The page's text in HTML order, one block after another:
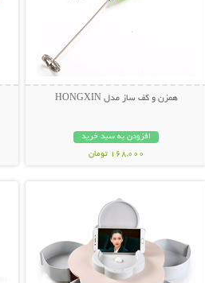
همزن و کف ساز مدل HONGXIN
افزودن به سبد خرید
168,000 تومان